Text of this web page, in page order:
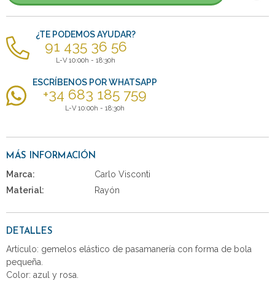
¿TE PODEMOS AYUDAR?
91 435 36 56
L-V 10:00h - 18:30h
ESCRÍBENOS POR WHATSAPP
+34 683 185 759
L-V 10:00h - 18:30h
MÁS INFORMACIÓN
Marca:
Carlo Visconti
Material:
Rayón
DETALLES
Artículo: gemelos elástico de pasamanería con forma de bola
pequeña.
Color: azul y rosa.